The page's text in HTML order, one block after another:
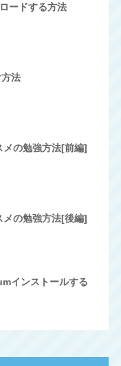
ードする方法
法
メの勉強方法[前編]
メの勉強方法[後編]
インストールする